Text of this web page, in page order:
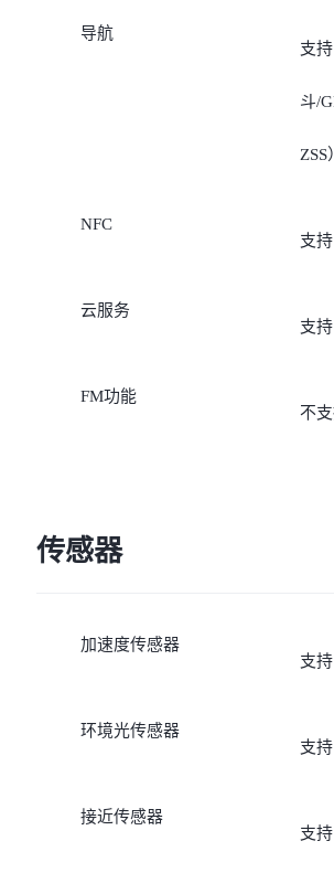
导航
支
斗/
ZSS）
NFC
支持
云服务
支持
FM功能
不
传感器
加速度传感器
支持
环境光传感器
支持
接近传感器
支持